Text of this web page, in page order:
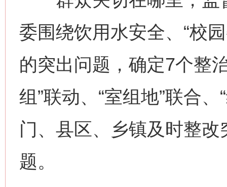
委围绕饮用水安全、“校
的突出问题，确定7个整
组”联动、“室组地”联合
门、县区、乡镇及时整
题。